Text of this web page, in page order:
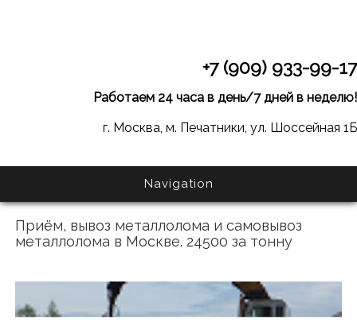
+7 (909) 933-99-17
Работаем 24 часа в день/7 дней в неделю!
г. Москва, м. Печатники, ул. Шоссейная 1Б
Navigation
Приём, вывоз металлолома и самовывоз
металлолома в Москве. 24500 за тонну